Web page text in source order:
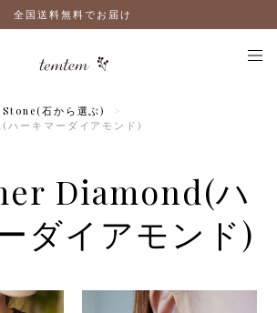
全国送料無料でお届け
石から選ぶ)
ーキマーダイアモンド)
Diamond(ハ
ダイアモンド)